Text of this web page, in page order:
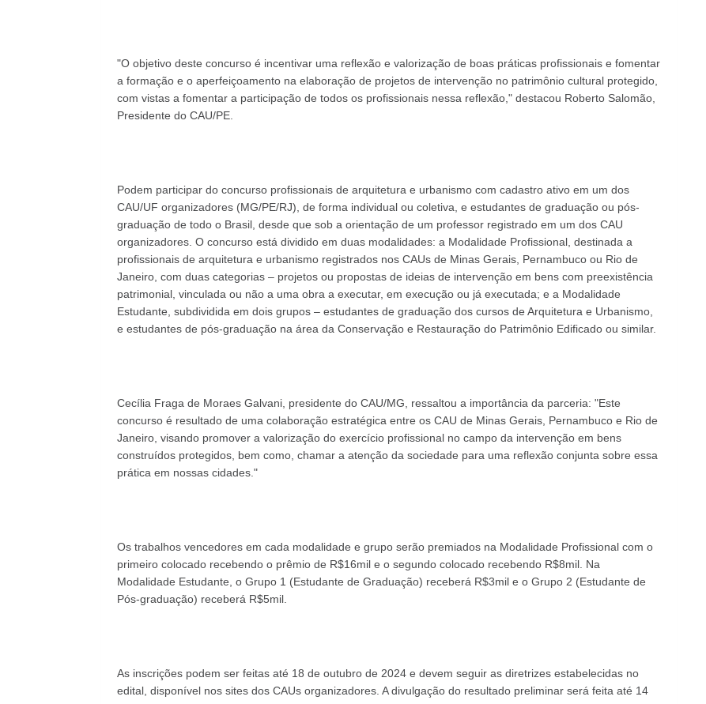
"O objetivo deste concurso é incentivar uma reflexão e valorização de boas práticas profissionais e fomentar
a formação e o aperfeiçoamento na elaboração de projetos de intervenção no patrimônio cultural protegido,
com vistas a fomentar a participação de todos os profissionais nessa reflexão," destacou Roberto Salomão,
Presidente do CAU/PE.
Podem participar do concurso profissionais de arquitetura e urbanismo com cadastro ativo em um dos
CAU/UF organizadores (MG/PE/RJ), de forma individual ou coletiva, e estudantes de graduação ou pós-
graduação de todo o Brasil, desde que sob a orientação de um professor registrado em um dos CAU
organizadores. O concurso está dividido em duas modalidades: a Modalidade Profissional, destinada a
profissionais de arquitetura e urbanismo registrados nos CAUs de Minas Gerais, Pernambuco ou Rio de
Janeiro, com duas categorias – projetos ou propostas de ideias de intervenção em bens com preexistência
patrimonial, vinculada ou não a uma obra a executar, em execução ou já executada; e a Modalidade
Estudante, subdividida em dois grupos – estudantes de graduação dos cursos de Arquitetura e Urbanismo,
e estudantes de pós-graduação na área da Conservação e Restauração do Patrimônio Edificado ou similar.
Cecília Fraga de Moraes Galvani, presidente do CAU/MG, ressaltou a importância da parceria: "Este
concurso é resultado de uma colaboração estratégica entre os CAU de Minas Gerais, Pernambuco e Rio de
Janeiro, visando promover a valorização do exercício profissional no campo da intervenção em bens
construídos protegidos, bem como, chamar a atenção da sociedade para uma reflexão conjunta sobre essa
prática em nossas cidades."
Os trabalhos vencedores em cada modalidade e grupo serão premiados na Modalidade Profissional com o
primeiro colocado recebendo o prêmio de R$16mil e o segundo colocado recebendo R$8mil. Na
Modalidade Estudante, o Grupo 1 (Estudante de Graduação) receberá R$3mil e o Grupo 2 (Estudante de
Pós-graduação) receberá R$5mil.
As inscrições podem ser feitas até 18 de outubro de 2024 e devem seguir as diretrizes estabelecidas no
edital, disponível nos sites dos CAUs organizadores. A divulgação do resultado preliminar será feita até 14